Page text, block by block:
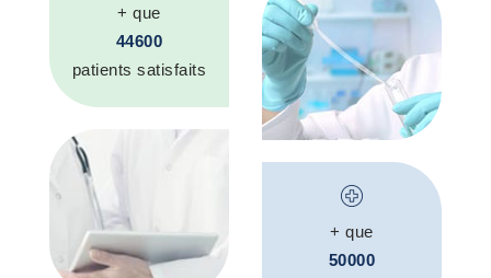
+ que
44600
patients satisfaits
+ que
50000